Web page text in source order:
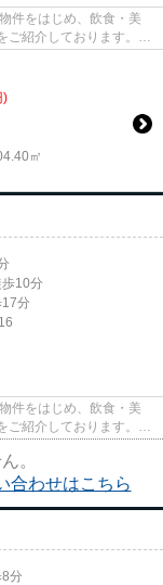
件をはじめ、飲食・美
紹介しております。
)
㎡
歩10分
17分
件をはじめ、飲食・美
紹介しております。
。
合わせはこちら
8分